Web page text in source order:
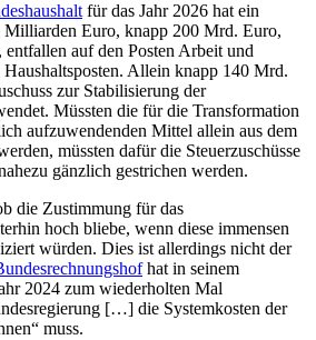
für das Jahr 2026 hat ein
Euro, knapp 200 Mrd. Euro,
entfallen auf den Posten Arbeit und
Haushaltsposten. Allein knapp 140 Mrd.
zur Stabilisierung der
Müssten die für die Transformation
aufzuwendenden Mittel allein aus dem
müssten dafür die Steuerzuschüsse
gänzlich gestrichen werden.
die Zustimmung für das
hoch bliebe, wenn diese immensen
würden. Dies ist allerdings nicht der
hat in seinem
2024 zum wiederholten Mal
[…] die Systemkosten der
muss.